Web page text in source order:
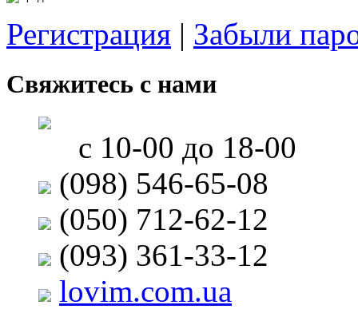
Регистрация | Забыли
Свяжитесь с нами
с 10-00 до 18-00
(098) 546-65-08
(050) 712-62-12
(093) 361-33-12
lovim.com.ua